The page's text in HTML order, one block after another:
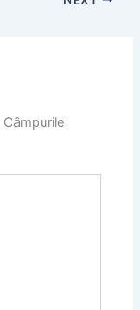
Câmpurile